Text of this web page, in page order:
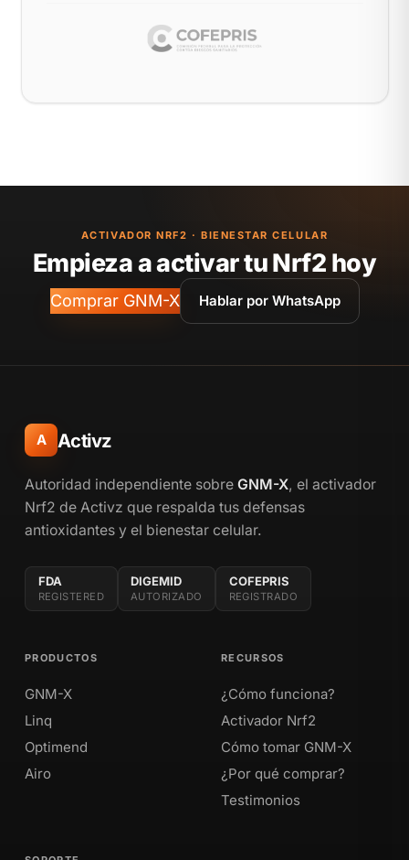
ACTIVADOR NRF2 · BIENESTAR CELULAR
Empieza a activar tu Nrf2 hoy
Comprar GNM-X Hablar por WhatsApp
A Activz
Autoridad independiente sobre GNM-X, el activador
Nrf2 de Activz que respalda tus defensas
antioxidantes y el bienestar celular.
FDA
REGISTERED
DIGEMID
AUTORIZADO
COFEPRIS
REGISTRADO
PRODUCTOS
GNM-X
Linq
Optimend
Airo
RECURSOS
¿Cómo funciona?
Activador Nrf2
Cómo tomar GNM-X
¿Por qué comprar?
Testimonios